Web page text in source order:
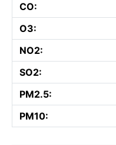
CO:
O3:
NO2:
SO2:
PM2.5:
PM10: